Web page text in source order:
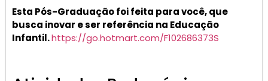
Esta Pós-Graduação foi feita para você, que
busca inovar e ser referência na Educação
Infantil.https://go.hotmart.com/F102686373S